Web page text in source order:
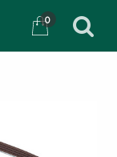
0